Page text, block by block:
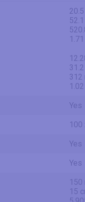
312
Yes
100
Yes
Yes
150
15